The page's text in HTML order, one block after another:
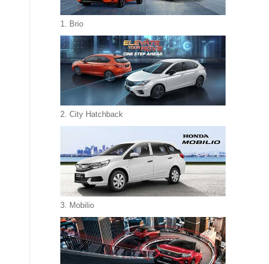
1. Brio
2. City Hatchback
3. Mobilio